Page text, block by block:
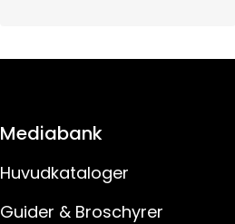
Mediabank
Huvudkataloger
Guider & Broschyrer